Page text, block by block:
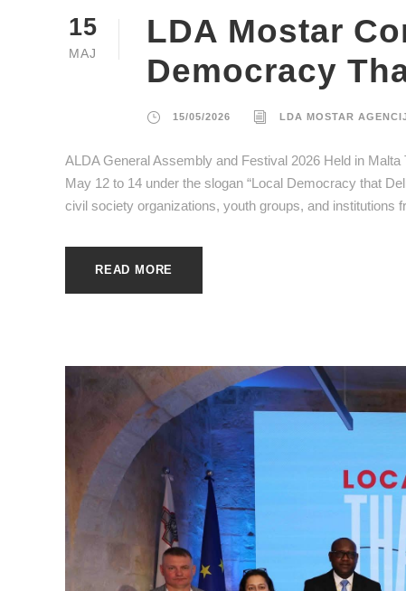
15
MAJ
LDA Mostar
Democracy
15/05/2026 LDA MOSTAR
ALDA General Assembly and Festival 2026 Held in
May 12 to 14 under the slogan “Local Democracy that
civil society organizations, youth groups, and institutions
READ MORE